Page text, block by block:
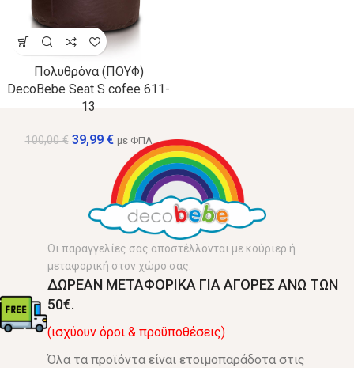
Πολυθρόνα (ΠΟΥΦ)
DecoBebe Seat S cofee 611-
13
100,00€ 39,99 € με ΦΠΑ
Οι παραγγελίες σας αποστέλλονται με κούριερ ή
μεταφορική στον χώρο σας.
ΔΩΡΕΑΝ ΜΕΤΑΦΟΡΙΚΑ ΓΙΑ ΑΓΟΡΕΣ ΑΝΩ ΤΩΝ
50€.
(ισχύουν όροι & προϋποθέσεις)
Όλα τα προϊόντα είναι ετοιμοπαράδοτα στις